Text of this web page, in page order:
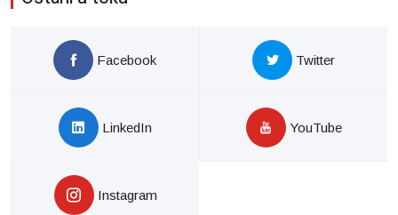
Facebook Twitter
LinkedIn YouTube
Instagram